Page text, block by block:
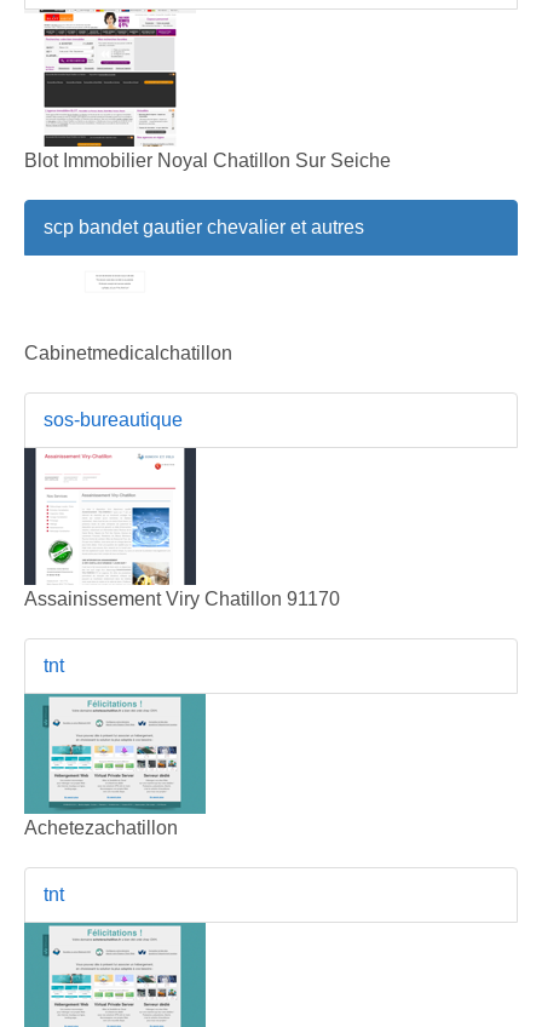
Blot Immobilier Noyal Chatillon Sur Seiche
scp bandet gautier chevalier et autres
Cabinetmedicalchatillon
sos-bureautique
Assainissement Viry Chatillon 91170
tnt
Achetezachatillon
tnt